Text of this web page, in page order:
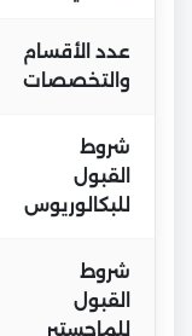
عدد الأقسام
والتخصصات
شروط
القبول
للبكالوريوس
شروط
القبول
للماجستير